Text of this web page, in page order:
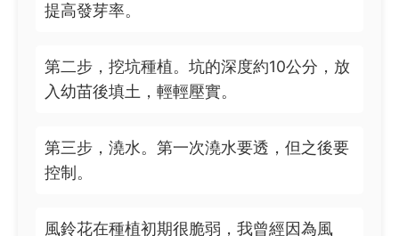
提高發芽率。
第二步，挖坑種植。坑的深度約10公分，放
入幼苗後填土，輕輕壓實。
第三步，澆水。第一次澆水要透，但之後要
控制。
風鈴花在種植初期很脆弱，我曾經因為風